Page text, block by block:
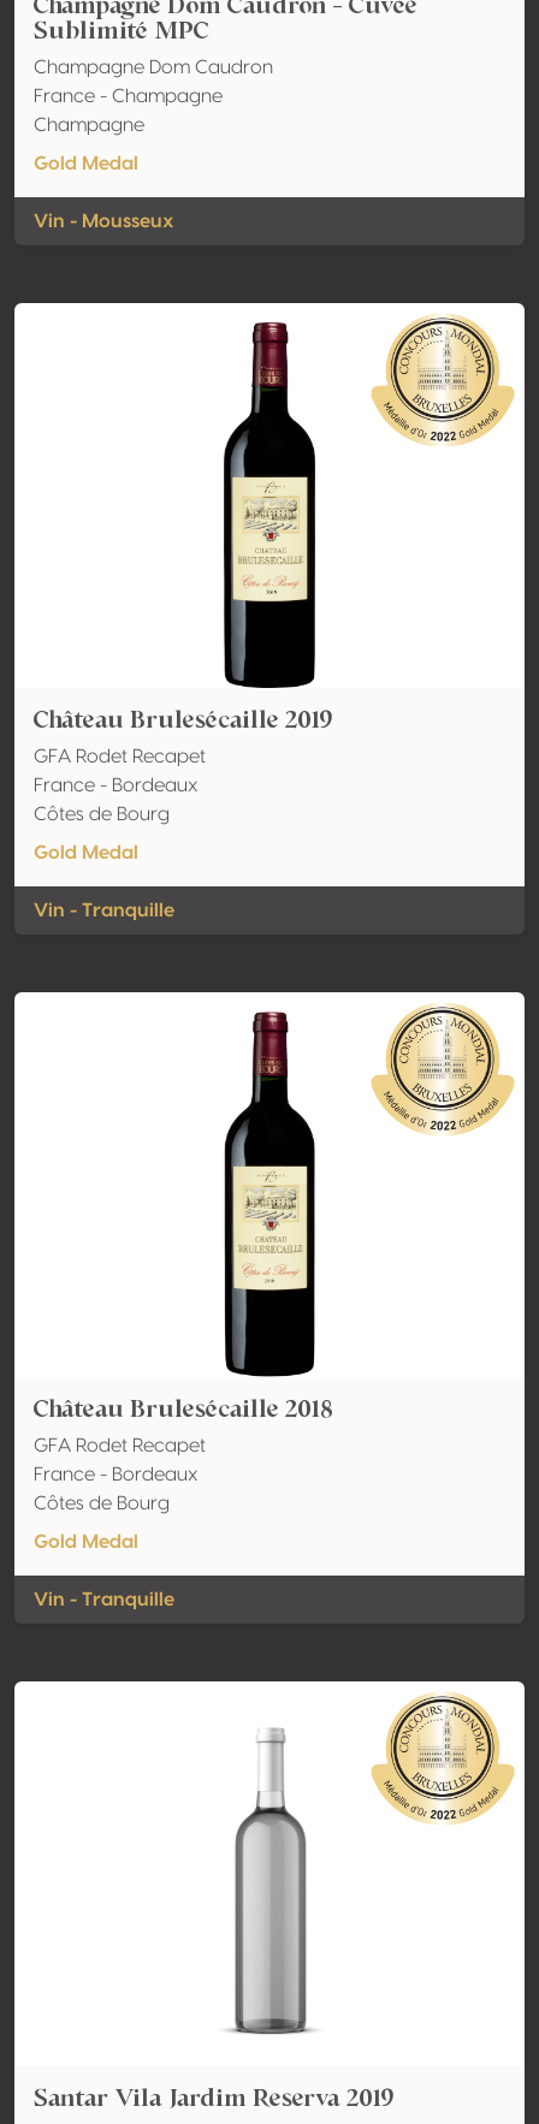
Sublimité MPC
Champagne Dom Caudron
France - Champagne
Champagne
Gold Medal
Vin - Mousseux
Château Brulesécaille 2019
GFA Rodet Recapet
France - Bordeaux
Côtes de Bourg
Gold Medal
Vin - Tranquille
Château Brulesécaille 2018
GFA Rodet Recapet
France - Bordeaux
Côtes de Bourg
Gold Medal
Vin - Tranquille
Santar Vila Jardim Reserva 2019